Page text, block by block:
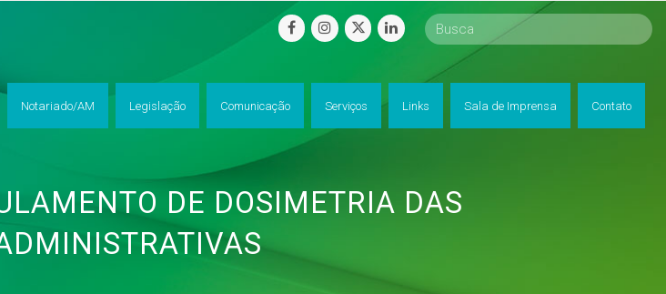
facebookinstagram
twitterlinkedin
Notariado/AM Legislação Comunicação Serviços Links Sala de Imprensa Contato
DE DOSIMETRIA DAS